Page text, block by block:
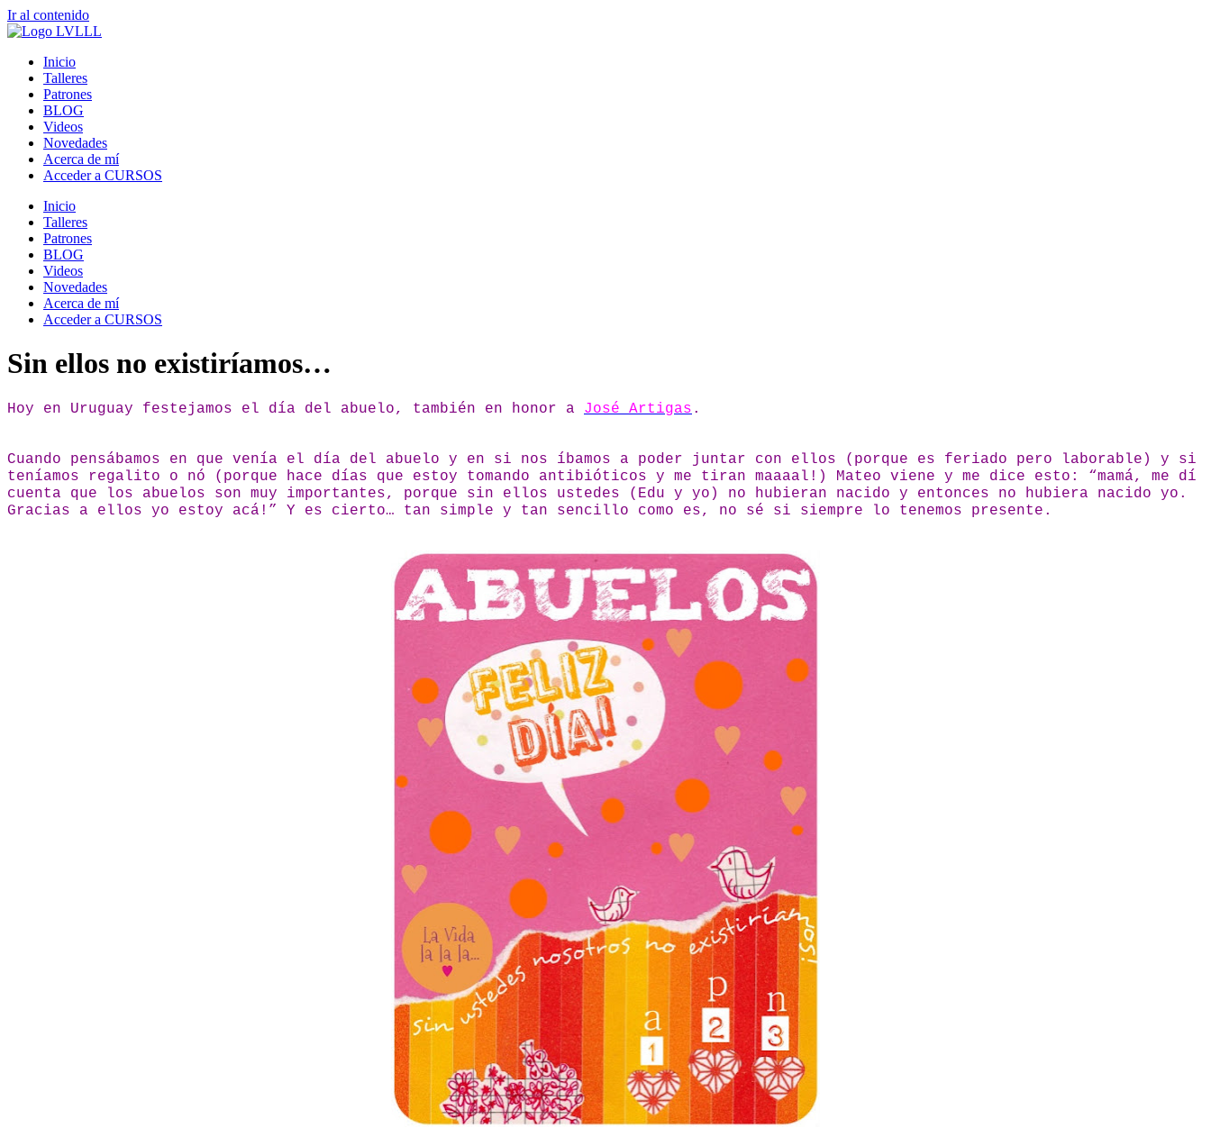
Ir al contenido
Inicio
Talleres
Patrones
BLOG
Videos
Novedades
Acerca de mí
Acceder a CURSOS
Inicio
Talleres
Patrones
BLOG
Videos
Novedades
Acerca de mí
Acceder a CURSOS
Sin ellos no existiríamos…
Hoy en Uruguay festejamos el día del abuelo, también en honor a José Artigas .
Cuando pensábamos en que venía el día del abuelo y en si nos íbamos a poder juntar con ellos (porque es feriado pero laborable) y si
teníamos regalito o nó (porque hace días que estoy tomando antibióticos y me tiran maaaal!) Mateo viene y me dice esto: “mamá, me dí
cuenta que los abuelos son muy importantes, porque sin ellos ustedes (Edu y yo) no hubieran nacido y entonces no hubiera nacido yo.
Gracias a ellos yo estoy acá!” Y es cierto… tan simple y tan sencillo como es, no sé si siempre lo tenemos presente.